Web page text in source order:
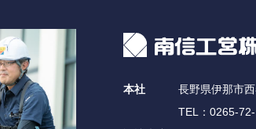
本社
長野県伊那市
TEL：0265-